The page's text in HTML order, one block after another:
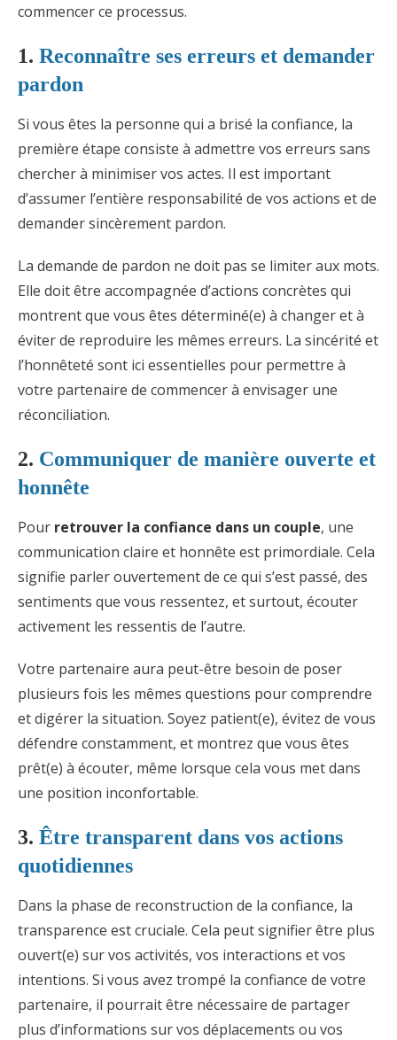
commencer ce processus.
1. Reconnaître ses erreurs et demander
pardon
Si vous êtes la personne qui a brisé la confiance, la
première étape consiste à admettre vos erreurs sans
chercher à minimiser vos actes. Il est important
d’assumer l’entière responsabilité de vos actions et de
demander sincèrement pardon.
La demande de pardon ne doit pas se limiter aux mots.
Elle doit être accompagnée d’actions concrètes qui
montrent que vous êtes déterminé(e) à changer et à
éviter de reproduire les mêmes erreurs. La sincérité et
l’honnêteté sont ici essentielles pour permettre à
votre partenaire de commencer à envisager une
réconciliation.
2. Communiquer de manière ouverte et
honnête
Pour retrouver la confiance dans un couple, une
communication claire et honnête est primordiale. Cela
signifie parler ouvertement de ce qui s’est passé, des
sentiments que vous ressentez, et surtout, écouter
activement les ressentis de l’autre.
Votre partenaire aura peut-être besoin de poser
plusieurs fois les mêmes questions pour comprendre
et digérer la situation. Soyez patient(e), évitez de vous
défendre constamment, et montrez que vous êtes
prêt(e) à écouter, même lorsque cela vous met dans
une position inconfortable.
3. Être transparent dans vos actions
quotidiennes
Dans la phase de reconstruction de la confiance, la
transparence est cruciale. Cela peut signifier être plus
ouvert(e) sur vos activités, vos interactions et vos
intentions. Si vous avez trompé la confiance de votre
partenaire, il pourrait être nécessaire de partager
plus d’informations sur vos déplacements ou vos